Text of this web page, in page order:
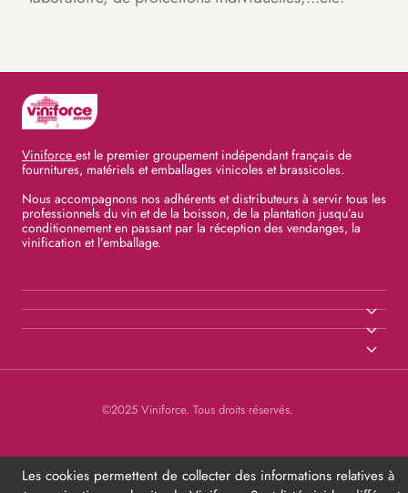
Viniforce est le premier groupement indépendant français de
fournitures, matériels et emballages vinicoles et brassicoles.
Nous accompagnons nos adhérents et distributeurs à servir tous les
professionnels du vin et de la boisson, de la plantation jusqu’au
conditionnement en passant par la réception des vendanges, la
vinification et l’emballage.
©2025 Viniforce. Tous droits réservés.
Les cookies permettent de collecter des informations relatives à